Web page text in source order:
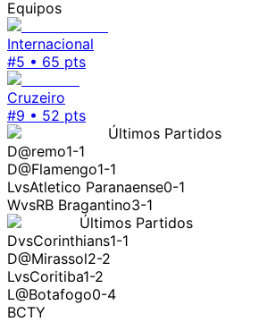
Equipos
Internacional
#5 • 65 pts
Cruzeiro
#9 • 52 pts
Últimos Partidos
D@remo1-1
D@Flamengo1-1
LvsAtletico Paranaense0-1
WvsRB Bragantino3-1
Últimos Partidos
DvsCorinthians1-1
D@Mirassol2-2
LvsCoritiba1-2
L@Botafogo0-4
BCTY